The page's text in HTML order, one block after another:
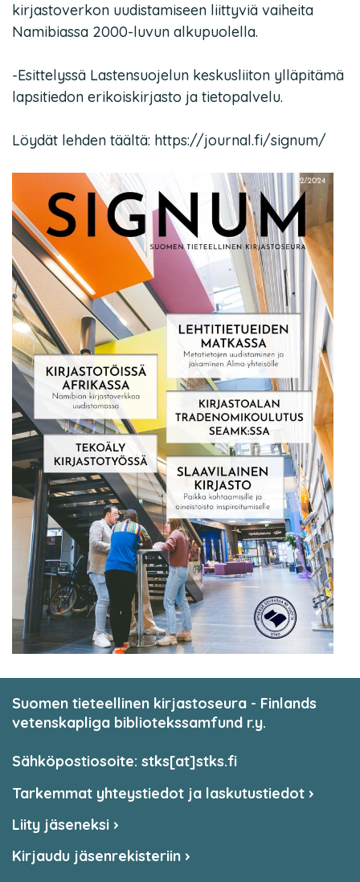
kirjastoverkon uudistamiseen liittyviä vaiheita
Namibiassa 2000-luvun alkupuolella.
-Esittelyssä Lastensuojelun keskusliiton ylläpitämä
lapsitiedon erikoiskirjasto ja tietopalvelu.
Löydät lehden täältä: https://journal.fi/signum/
Suomen tieteellinen kirjastoseura - Finlands
vetenskapliga bibliotekssamfund r.y.
Sähköpostiosoite: stks[at]stks.fi
Tarkemmat yhteystiedot ja laskutustiedot
Liity jäseneksi
Kirjaudu jäsenrekisteriin